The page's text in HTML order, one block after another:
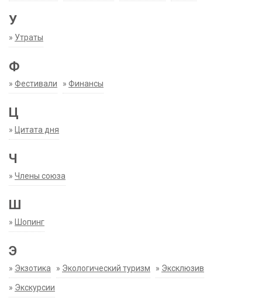
У
» Утраты
Ф
» Фестивали » Финансы
Ц
» Цитата дня
Ч
» Члены союза
Ш
» Шопинг
Э
» Экзотика » Экологический туризм » Эксклюзив
» Экскурсии